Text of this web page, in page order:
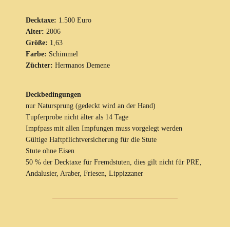
Decktaxe: 1.500 Euro
Alter: 2006
Größe: 1,63
Farbe: Schimmel
Züchter: Hermanos Demene
Deckbedingungen
nur Natursprung (gedeckt wird an der Hand)
Tupferprobe nicht älter als 14 Tage
Impfpass mit allen Impfungen muss vorgelegt werden
Gültige Haftpflichtversicherung für die Stute
Stute ohne Eisen
50 % der Decktaxe für Fremdstuten, dies gilt nicht für PRE,
Andalusier, Araber, Friesen, Lippizzaner